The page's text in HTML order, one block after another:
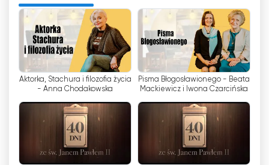
Seit seiner Gründung hat Television Trwam ein
treues Publikum gewonnen, das die
Einzigartigkeit seiner Programme und den
Auftrag des Senders zu schätzen weiß. Der
Sender kombiniert katholische und nationale
Inhalte und konzentriert sich auf die Förderung
der christlichen Werte und der polnischen
Identität.
Als Bildungssender bietet Television Trwam eine
breite Palette von Programmen zu religiösen,
kulturellen und sozialen Themen. Die Zuschauer
Aktorka, Stachura i filozofia życia
- Anna Chodakowska
Pisma Błogosławionego - Beata
Mackiewicz i Iwona Czarcińska